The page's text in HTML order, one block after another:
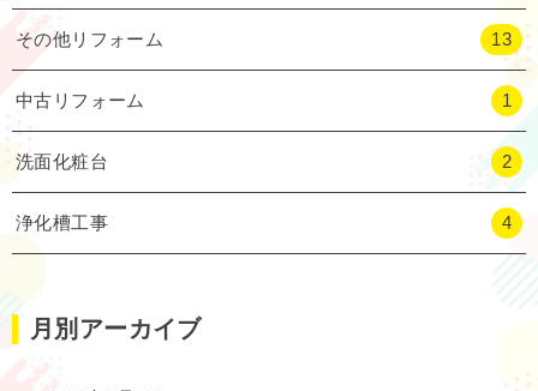
その他リフォーム 13
中古リフォーム 1
洗面化粧台 2
浄化槽工事 4
月別アーカイブ